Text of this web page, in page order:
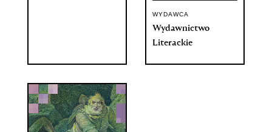
WYDAWCA
Wydawnictwo
Literackie